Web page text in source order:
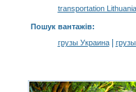
transportation Lithuania
Пошук вантажів:
грузы Украина|